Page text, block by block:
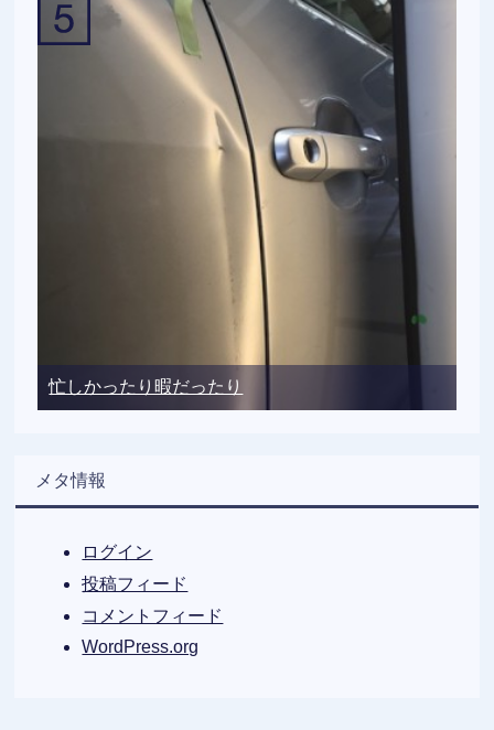
忙しかったり暇だったり
メタ情報
ログイン
投稿フィード
コメントフィード
WordPress.org